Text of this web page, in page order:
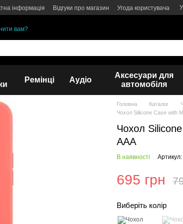
інформація Відгуки про магазин Угода користувача
вам?
Ремінці Аудіо
Аксесуари для
автомобіля
Головна Каталог
Чохол Silicone Case with
Чохол
AAA
В наявності
695 грн
Виберіть колір